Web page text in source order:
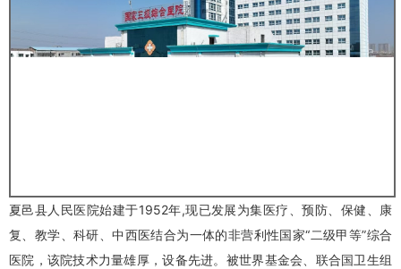
夏邑县人民医院始建于1952年,现已发展为集医疗、预防、保健、康
复、教学、科研、中西医结合为一体的非营利性国家“二级甲等”综合
医院，该院技术力量雄厚，设备先进。被世界基金会、联合国卫生组